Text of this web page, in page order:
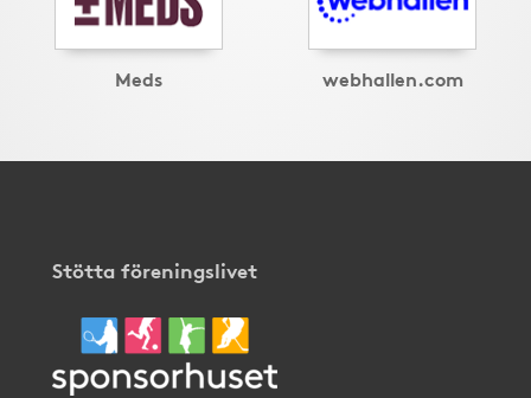
Meds webhallen.com
Stötta föreningslivet